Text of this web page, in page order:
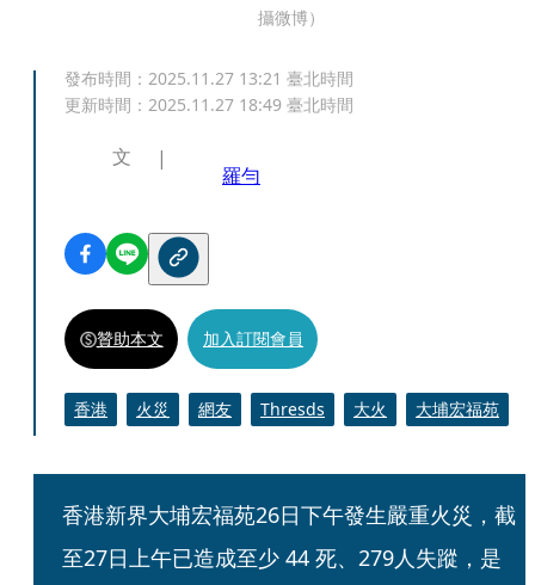
攝微博）
發布時間： 2025.11.27 13:21 臺北時間
更新時間： 2025.11.27 18:49 臺北時間
文
羅勻
贊助本文 加入訂閱會員
香港 火災 網友 Thresds 大火 大埔宏福苑
香港新界大埔宏福苑26日下午發生嚴重火災，截
至27日上午已造成至少 44 死、279人失蹤，是